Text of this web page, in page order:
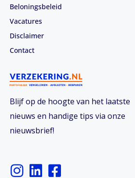
Blijf op de hoogte van het laatste
nieuws en handige tips via onze
nieuwsbrief!
I L F
Beloningsbeleid
Vacatures
Disclaimer
Contact